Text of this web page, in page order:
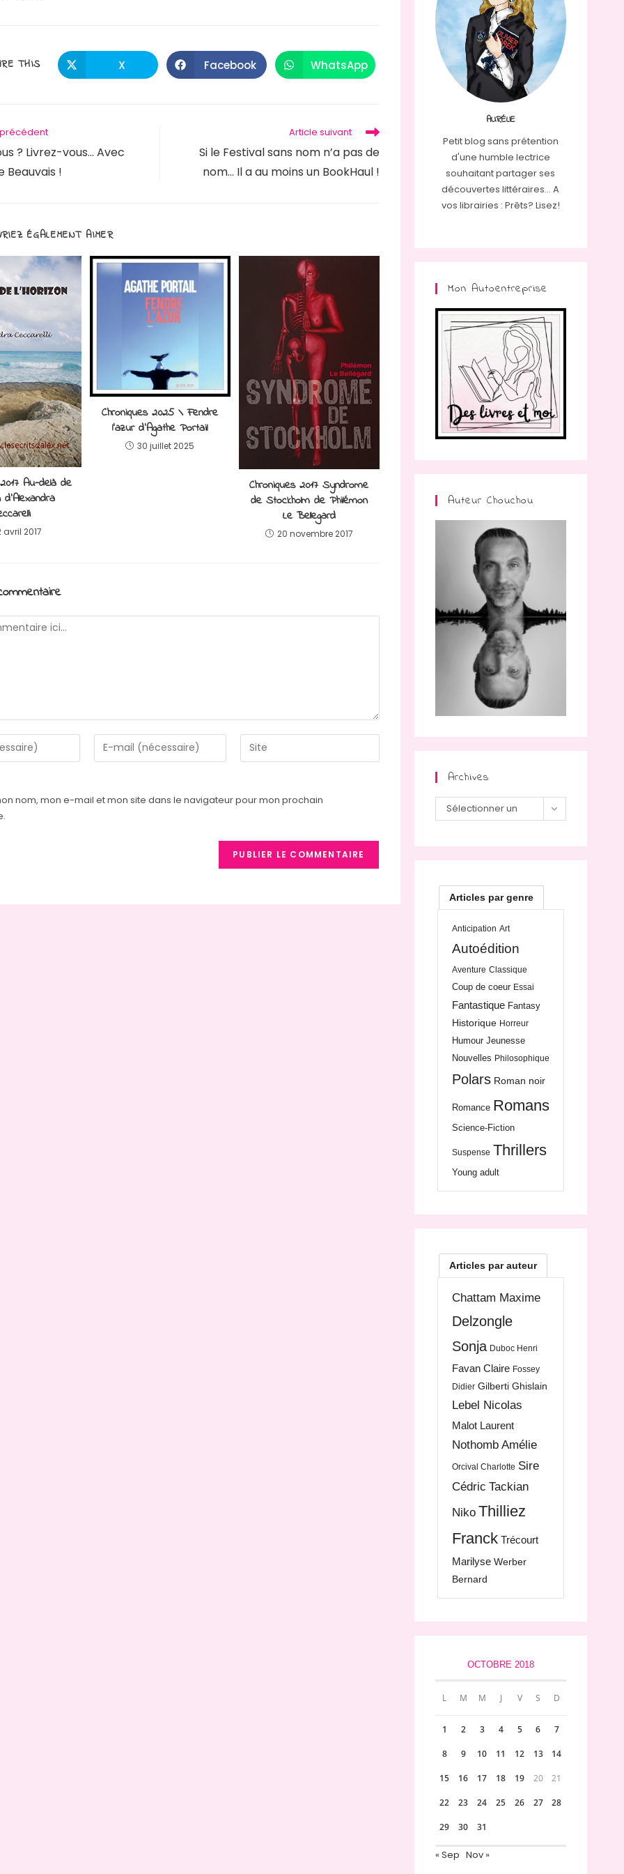
THISPARTAGER
Ouvrir
dans
X Ouvrir
dans
Facebook Ouvrir
dans
WhatsApp
? Livrez-vous… Avec
Beauvais !
Article suivant
Si le Festival sans nom n’a pas de
nom… Il a au moins un BookHaul !
ÉGALEMENT AIMER
Au-delà de
d’Alexandra
avril 2017
Chroniques 2025 \ Fendre
l’azur d’Agathe Portail
30 juillet 2025
Chroniques 2017 Syndrome
de Stockholm de Philémon
Le Bellegard
20 novembre 2017
Enter
your
address
Saisir
l’URL
nom, mon e-mail et mon site dans le navigateur pour mon prochain
AURÉLIE
Petit blog sans prétention
d'une humble lectrice
souhaitant partager ses
découvertes littéraires... A
vos librairies : Prêts? Lisez!
Mon Autoentreprise
Auteur Chouchou
Archives
Archives
Sélectionner un
Articles par genre
Anticipation Art
Autoédition
Aventure Classique
Coup de coeur Essai
Fantastique Fantasy
Historique Horreur
Humour Jeunesse
Nouvelles Philosophique
Polars Roman noir
Romance Romans
Science-Fiction
Suspense Thrillers
Young adult
Articles par auteur
Chattam Maxime
Delzongle
Sonja Duboc Henri
Favan Claire Fossey
Didier Gilberti Ghislain
Lebel Nicolas
Malot Laurent
Nothomb Amélie
Orcival Charlotte Sire
Cédric Tackian
Niko Thilliez
Franck Trécourt
Marilyse Werber
Bernard
OCTOBRE 2018
L M M J V S D
1 2 3 4 5 6 7
8 9 10 11 12 13 14
15 16 17 18 19 20 21
22 23 24 25 26 27 28
29 30 31
« Sep Nov »